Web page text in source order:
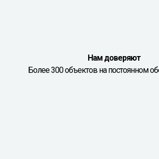
Нам доверяют
Более 300 объектов на постоянном